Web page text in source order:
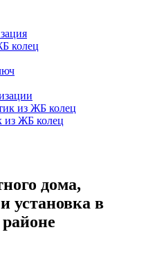
колец
из ЖБ колец
из ЖБ колец
дома,
установка в